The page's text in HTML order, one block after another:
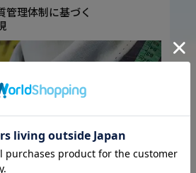
管理体制に基づく
ていただくために、厳しい品質検査基準を設定し